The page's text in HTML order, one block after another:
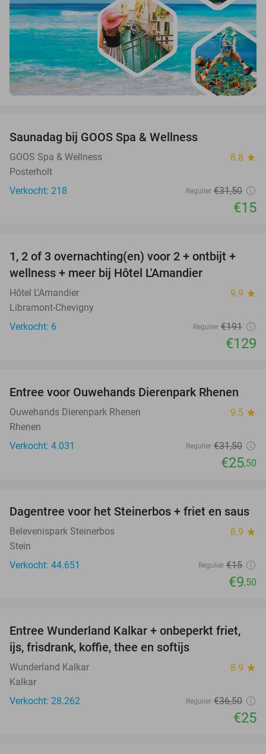
Saunadag bij GOOS Spa & Wellness
GOOS Spa & Wellness 8.8 star
Posterholt
Verkocht: 218
Regulier €31,50
€15
32%
TODAY
1, 2 of 3 overnachting(en) voor 2 + ontbijt +
wellness + meer bij Hôtel L'Amandier
Hôtel L'Amandier 9.9 star
Libramont-Chevigny
Verkocht: 6
Regulier €191
€129
19%
Entree voor Ouwehands Dierenpark Rhenen
Ouwehands Dierenpark Rhenen 9.5 star
Rhenen
Verkocht: 4.031
Regulier €31,50
€25,50
37%
Dagentree voor het Steinerbos + friet en saus
Belevenispark Steinerbos 8.9 star
Stein
Verkocht: 44.651
Regulier €15
€9,50
32%
Entree Wunderland Kalkar + onbeperkt friet,
ijs, frisdrank, koffie, thee en softijs
Wunderland Kalkar 8.9 star
Kalkar
Verkocht: 28.262
Regulier €36,50
€25